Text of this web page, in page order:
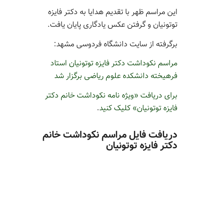
این مراسم ظهر با تقدیم هدایا به دکتر فایزه
توتونیان و گرفتن عکس یادگاری پایان یافت.
برگرفته از سایت دانشگاه فردوسی مشهد:
مراسم نکوداشت دکتر فایزه توتونیان استاد
فرهیخته دانشکده علوم ریاضی برگزار شد
برای دریافت «ویژه نامه نکوداشت خانم دکتر
فایزه توتونیان» کلیک کنید.
دریافت فایل مراسم نکوداشت خانم
دکتر فایزه توتونیان